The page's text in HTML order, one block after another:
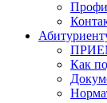
Как